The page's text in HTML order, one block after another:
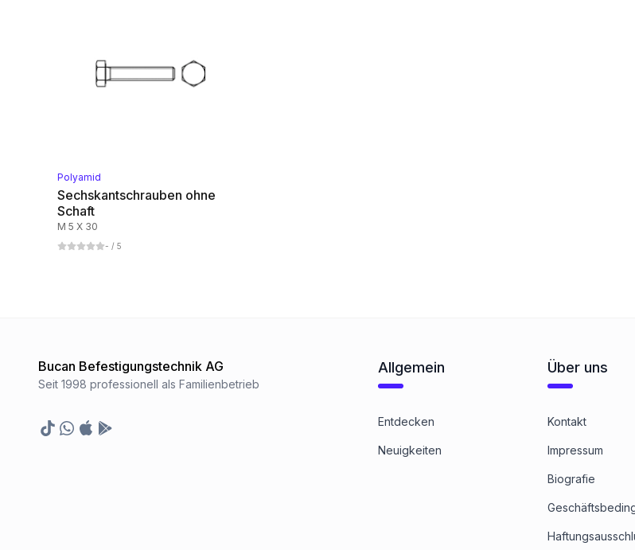
Polyamid
Sechskantschrauben ohne
Schaft
M 5 X 30
- / 5
Bucan Befestigungstechnik AG
Seit 1998 professionell als Familienbetrieb
TikTokWhatsapp
Appstore
Google Play Store
Allgemein
Entdecken
Neuigkeiten
Über uns
Kontakt
Impressum
Biografie